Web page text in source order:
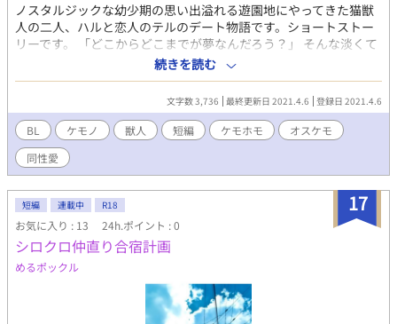
ノスタルジックな幼少期の思い出溢れる遊園地にやってきた猫獣
人の二人、ハルと恋人のテルのデート物語です。ショートストー
リーです。 「どこからどこまでが夢なんだろう？」 そんな淡くて
儚い春の夢がテーマの、ちょっとヘンで甘いワンダーランドでの
BL物語です……が、後味はあまり良くないかもです。
続きを読む
文字数 3,736 最終更新日 2021.4.6 登録日 2021.4.6
BL ケモノ 獣人 短編 ケモホモ
オスケモ
同性愛
17
短編 連載中 R18
お気に入り : 13 24h.ポイント : 0
シロクロ仲直り合宿計画
めるポックル